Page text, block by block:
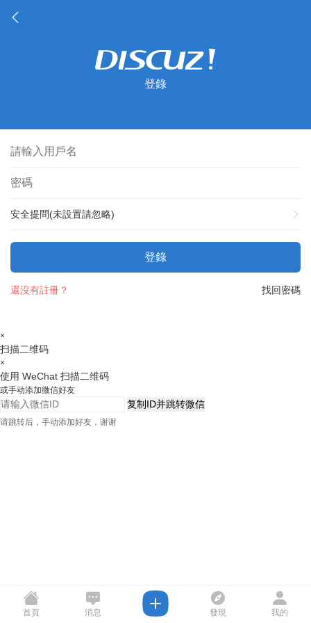
登錄
安全提問(未設置請忽略)
登錄
找回密碼
還沒有註冊？
×
扫描二维码
×
使用 WeChat 扫描二维码
或手动添加微信好友
复制ID并跳转微信
请跳转后，手动添加好友，谢谢
首頁 消息 發現 我的